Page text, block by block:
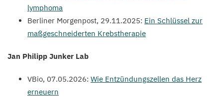
lymphoma
Berliner Morgenpost, 29.11.2025: Ein Schlüssel zur
maßgeschneiderten Krebstherapie
Jan Philipp Junker Lab
VBio, 07.05.2026: Wie Entzündungszellen das Herz
erneuern